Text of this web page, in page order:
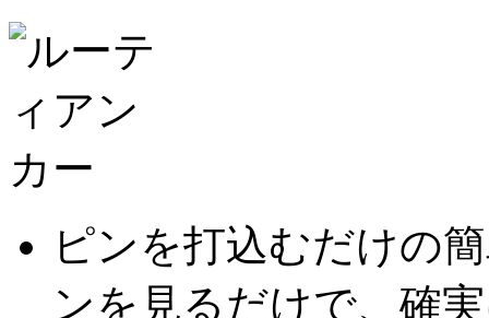
ピンを打込むだけの
ンを見るだけで、確